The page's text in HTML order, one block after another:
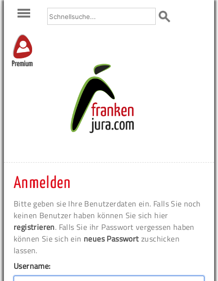
Premium
Anmelden
Bitte geben sie Ihre Benutzerdaten ein. Falls Sie noch
keinen Benutzer haben können Sie sich hier
registrieren. Falls Sie ihr Passwort vergessen haben
können Sie sich ein neues Passwort zuschicken
lassen.
Username: